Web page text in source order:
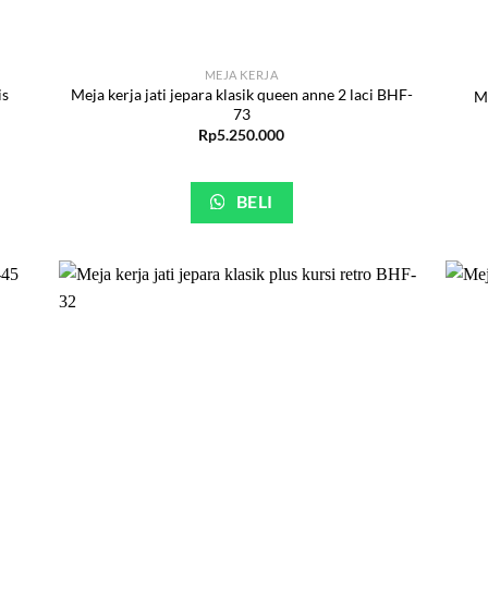
MEJA KERJA
Meja kerja jati jepara klasik queen anne 2 laci BHF-
73
Rp5.250.000
BELI